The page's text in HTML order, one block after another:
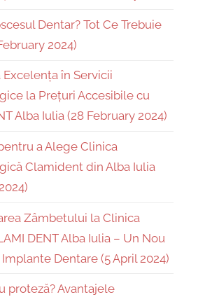
Dentar? Tot Ce Trebuie
2024)
Excelența în Servicii
la Prețuri Accesibile cu
Alba Iulia (28 February 2024)
a Alege Clinica
Clamident din Alba Iulia
Zâmbetului la Clinica
DENT Alba Iulia – Un Nou
Dentare (5 April 2024)
proteză? Avantajele